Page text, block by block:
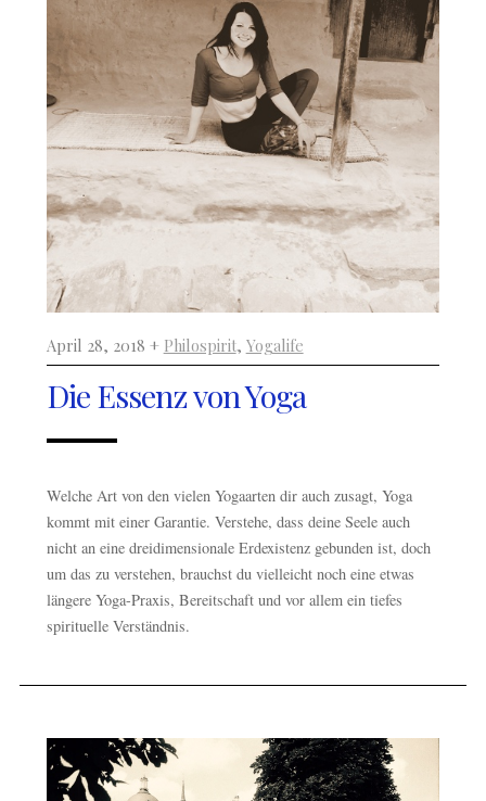
April 28, 2018 + Philospirit, Yogalife
Die Essenz von Yoga
Welche Art von den vielen Yogaarten dir auch zusagt, Yoga
kommt mit einer Garantie. Verstehe, dass deine Seele auch
nicht an eine dreidimensionale Erdexistenz gebunden ist, doch
um das zu verstehen, brauchst du vielleicht noch eine etwas
längere Yoga-Praxis, Bereitschaft und vor allem ein tiefes
spirituelle Verständnis.